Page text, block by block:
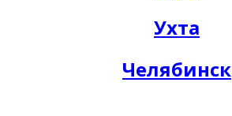
Ухта
Челябинск